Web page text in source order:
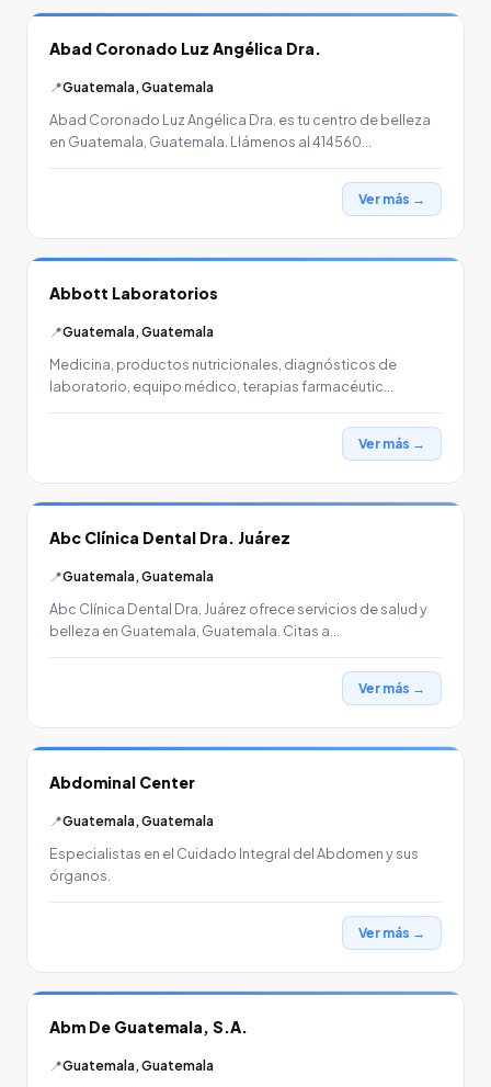
Abad Coronado Luz Angélica Dra.
📍Guatemala, Guatemala
Abad Coronado Luz Angélica Dra. es tu centro de belleza
en Guatemala, Guatemala. Llámenos al 414560…
Ver más →
Abbott Laboratorios
📍Guatemala, Guatemala
Medicina, productos nutricionales, diagnósticos de
laboratorio, equipo médico, terapias farmacéutic…
Ver más →
Abc Clínica Dental Dra. Juárez
📍Guatemala, Guatemala
Abc Clínica Dental Dra. Juárez ofrece servicios de salud y
belleza en Guatemala, Guatemala. Citas a…
Ver más →
Abdominal Center
📍Guatemala, Guatemala
Especialistas en el Cuidado Integral del Abdomen y sus
órganos.
Ver más →
Abm De Guatemala, S.A.
📍Guatemala, Guatemala